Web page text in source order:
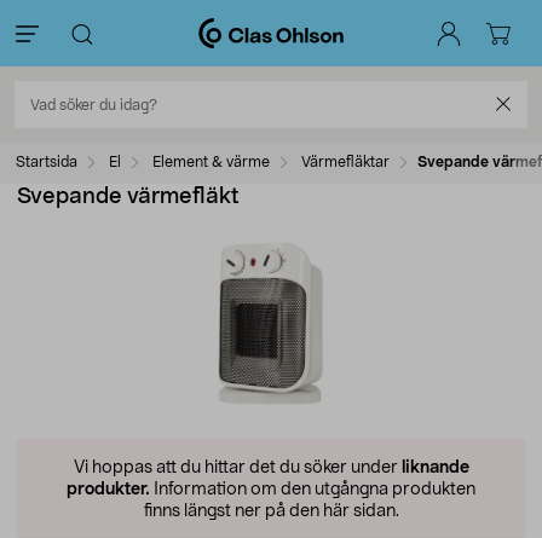
Startsida El Element & värme Värmefläktar Svepande
Svepande värmefläkt
Vi hoppas att du hittar det du söker under liknande
produkter. Information om den utgångna produkten
finns längst ner på den här sidan.